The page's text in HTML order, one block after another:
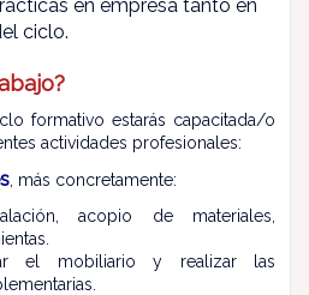
en empresa tanto en
ciclo.
formativo estarás capacitada/o
actividades profesionales:
, más concretamente:
acopio de materiales,
el mobiliario y realizar las